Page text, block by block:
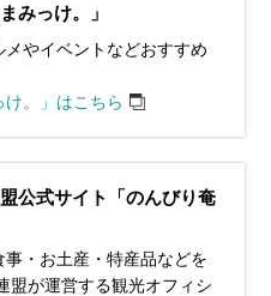
みっけ。」
やイベントなどおすすめ
。」はこちら
公式サイト「のんびり奄
・お土産・特産品などを
盟が運営する観光オフィシ